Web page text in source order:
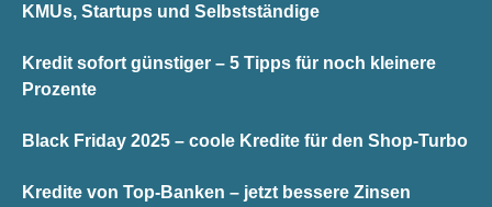
KMUs, Startups und Selbstständige
Kredit sofort günstiger – 5 Tipps für noch kleinere
Prozente
Black Friday 2025 – coole Kredite für den Shop-Turbo
Kredite von Top-Banken – jetzt bessere Zinsen